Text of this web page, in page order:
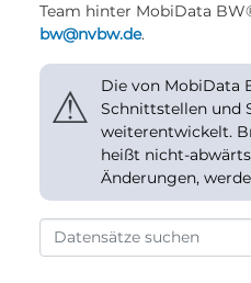
Team hinter MobiData
bw@nvbw.de.
⚠
Die von MobiData
Schnittstellen und
weiterentwickelt.
heißt nicht-
Änderungen,